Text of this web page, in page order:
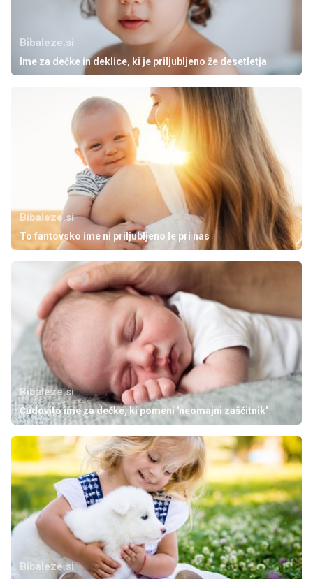
Bibaleze.si
Ime za dečke in deklice, ki je priljubljeno že desetletja
Bibaleze.si
To fantovsko ime ni priljubljeno le pri nas
Bibaleze.si
Čudovito ime za dečke, ki pomeni 'neomajni zaščitnik'
Bibaleze.si